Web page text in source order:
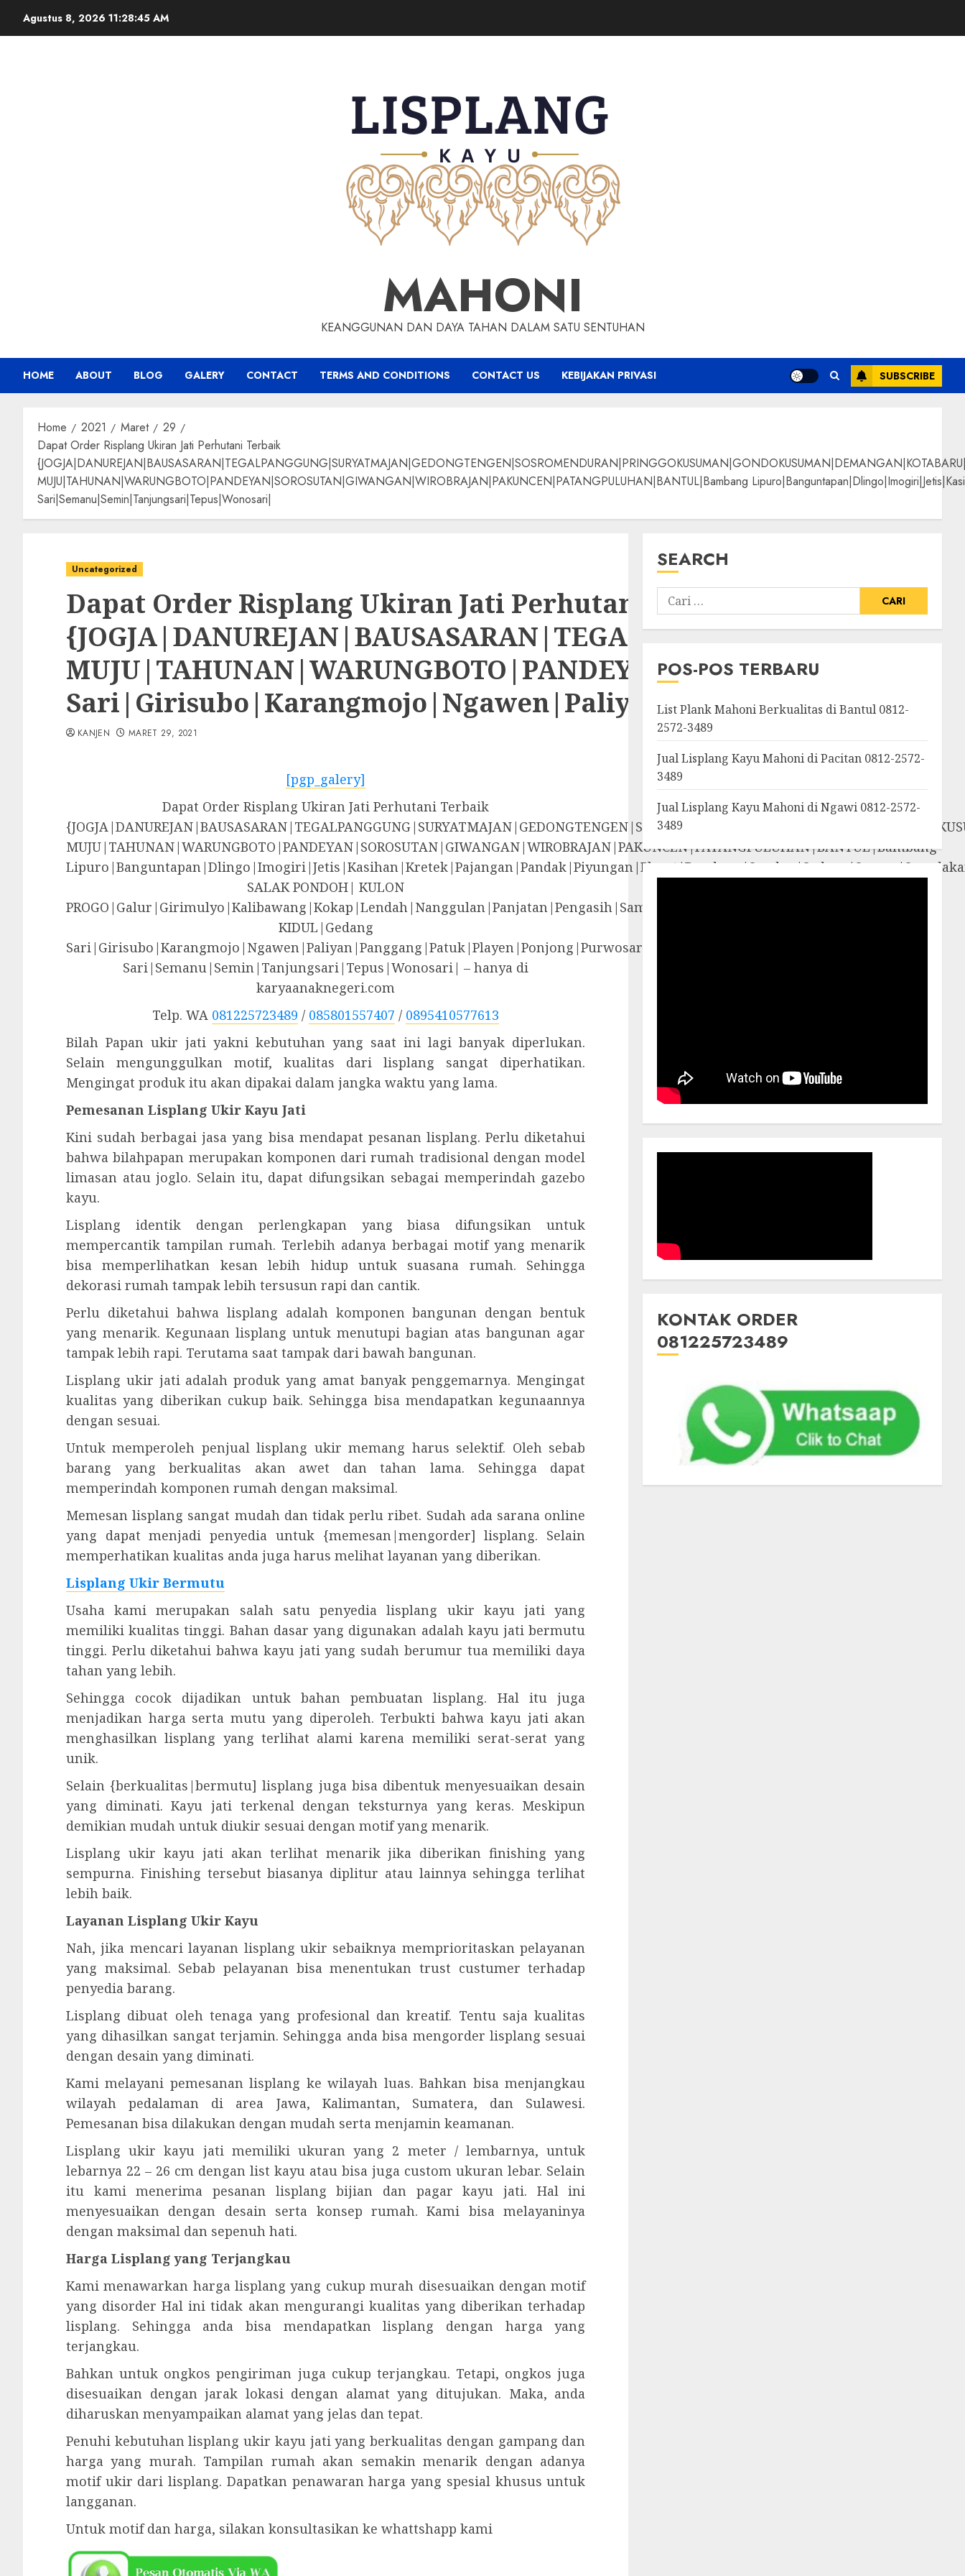
Agustus 8, 2026 11:28:46 AM
MAHONI
KEANGGUNAN DAN DAYA TAHAN DALAM SATU SENTUHAN
HOME ABOUT BLOG GALERY CONTACT TERMS AND CONDITIONS CONTACT US KEBIJAKAN PRIVASI SUBSCRIBE
Home 2021 Maret
29
Dapat Order Risplang Ukiran Jati Perhutani Terbaik
MUJU|TAHUNAN|WARUNGBOTO|PANDEYAN|SOROSUTAN|GIWANGAN|WIROBRAJAN|PAKUNCEN|PATANGPULUHAN|BANTUL|Bambang
Sari|Semanu|Semin|Tanjungsari|Tepus|Wonosari|
Uncategorized
Dapat Order Risplang Ukiran Jati Perhutani Terbaik
KANJEN MARET 29, 2021
[pgp_galery]
Dapat Order Risplang Ukiran Jati Perhutani Terbaik
MUJU|TAHUNAN|WARUNGBOTO|PANDEYAN|SOROSUTAN|GIWANGAN|WIROBRAJAN|PAKUNCEN|PATANGPULUHAN|BANTUL|Bambang
SALAK PONDOH| KULON
PROGO|Galur|Girimulyo|Kalibawang|Kokap|Lendah|Nanggulan|Panjatan|Pengasih|Samigaluh|Sentolo|Temon|Wates|GUNUNG
KIDUL|Gedang
Sari|Girisubo|Karangmojo|Ngawen|Paliyan|Panggang|Patuk|Playen|Ponjong|Purwosari|Rongkop|Sapto
Sari|Semanu|Semin|Tanjungsari|Tepus|Wonosari| – hanya di
karyaanaknegeri.com
Telp. WA 081225723489 / 085801557407 / 0895410577613
Bilah Papan ukir jati yakni kebutuhan yang saat ini lagi banyak diperlukan.
Selain mengunggulkan motif, kualitas dari lisplang sangat diperhatikan.
Mengingat produk itu akan dipakai dalam jangka waktu yang lama.
Pemesanan Lisplang Ukir Kayu Jati
Kini sudah berbagai jasa yang bisa mendapat pesanan lisplang. Perlu diketahui
bahwa bilahpapan merupakan komponen dari rumah tradisional dengan model
limasan atau joglo. Selain itu, dapat difungsikan sebagai memperindah gazebo
kayu.
Lisplang identik dengan perlengkapan yang biasa difungsikan untuk
mempercantik tampilan rumah. Terlebih adanya berbagai motif yang menarik
bisa memperlihatkan kesan lebih hidup untuk suasana rumah. Sehingga
dekorasi rumah tampak lebih tersusun rapi dan cantik.
Perlu diketahui bahwa lisplang adalah komponen bangunan dengan bentuk
yang menarik. Kegunaan lisplang untuk menutupi bagian atas bangunan agar
tampak lebih rapi. Terutama saat tampak dari bawah bangunan.
Lisplang ukir jati adalah produk yang amat banyak penggemarnya. Mengingat
kualitas yang diberikan cukup baik. Sehingga bisa mendapatkan kegunaannya
dengan sesuai.
Untuk memperoleh penjual lisplang ukir memang harus selektif. Oleh sebab
barang yang berkualitas akan awet dan tahan lama. Sehingga dapat
memperindah komponen rumah dengan maksimal.
Memesan lisplang sangat mudah dan tidak perlu ribet. Sudah ada sarana online
yang dapat menjadi penyedia untuk {memesan|mengorder] lisplang. Selain
memperhatikan kualitas anda juga harus melihat layanan yang diberikan.
Lisplang Ukir Bermutu
Usaha kami merupakan salah satu penyedia lisplang ukir kayu jati yang
memiliki kualitas tinggi. Bahan dasar yang digunakan adalah kayu jati bermutu
tinggi. Perlu diketahui bahwa kayu jati yang sudah berumur tua memiliki daya
tahan yang lebih.
Sehingga cocok dijadikan untuk bahan pembuatan lisplang. Hal itu juga
menjadikan harga serta mutu yang diperoleh. Terbukti bahwa kayu jati akan
menghasilkan lisplang yang terlihat alami karena memiliki serat-serat yang
unik.
Selain {berkualitas|bermutu] lisplang juga bisa dibentuk menyesuaikan desain
yang diminati. Kayu jati terkenal dengan teksturnya yang keras. Meskipun
demikian mudah untuk diukir sesuai dengan motif yang menarik.
Lisplang ukir kayu jati akan terlihat menarik jika diberikan finishing yang
sempurna. Finishing tersebut biasanya diplitur atau lainnya sehingga terlihat
lebih baik.
Layanan Lisplang Ukir Kayu
Nah, jika mencari layanan lisplang ukir sebaiknya memprioritaskan pelayanan
yang maksimal. Sebab pelayanan bisa menentukan trust custumer terhadap
penyedia barang.
Lisplang dibuat oleh tenaga yang profesional dan kreatif. Tentu saja kualitas
yang dihasilkan sangat terjamin. Sehingga anda bisa mengorder lisplang sesuai
dengan desain yang diminati.
Kami melayani pemesanan lisplang ke wilayah luas. Bahkan bisa menjangkau
wilayah pedalaman di area Jawa, Kalimantan, Sumatera, dan Sulawesi.
Pemesanan bisa dilakukan dengan mudah serta menjamin keamanan.
Lisplang ukir kayu jati memiliki ukuran yang 2 meter / lembarnya, untuk
lebarnya 22 – 26 cm dengan list kayu atau bisa juga custom ukuran lebar. Selain
itu kami menerima pesanan lisplang bijian dan pagar kayu jati. Hal ini
menyesuaikan dengan desain serta konsep rumah. Kami bisa melayaninya
dengan maksimal dan sepenuh hati.
Harga Lisplang yang Terjangkau
Kami menawarkan harga lisplang yang cukup murah disesuaikan dengan motif
yang disorder Hal ini tidak akan mengurangi kualitas yang diberikan terhadap
lisplang. Sehingga anda bisa mendapatkan lisplang dengan harga yang
terjangkau.
Bahkan untuk ongkos pengiriman juga cukup terjangkau. Tetapi, ongkos juga
disesuaikan dengan jarak lokasi dengan alamat yang ditujukan. Maka, anda
diharuskan menyampaikan alamat yang jelas dan tepat.
Penuhi kebutuhan lisplang ukir kayu jati yang berkualitas dengan gampang dan
harga yang murah. Tampilan rumah akan semakin menarik dengan adanya
motif ukir dari lisplang. Dapatkan penawaran harga yang spesial khusus untuk
langganan.
Untuk motif dan harga, silakan konsultasikan ke whattshapp kami
SEARCH
POS-POS TERBARU
List Plank Mahoni Berkualitas di Bantul 0812-
2572-3489
Jual Lisplang Kayu Mahoni di Pacitan 0812-2572-
3489
Jual Lisplang Kayu Mahoni di Ngawi 0812-2572-
3489
KONTAK ORDER
081225723489